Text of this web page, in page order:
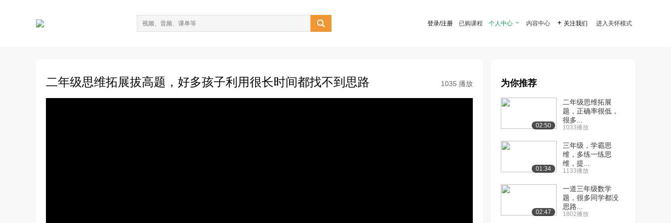
 登录/注册 已购课程 个人中心  内容中心  关注我们 进入关怀模式
二年级思维拓展拔高题，好多孩子利用很长时间都找不到思路 1035 播放 为你推荐
02:50
二年级思维拓展
题，正确率很低，
很多...
1033播放
01:34
三年级，学霸思
维，多练一练思
维，提...
1133播放
02:47
一道三年级数学
题，很多同学都没
思路...
1802播放